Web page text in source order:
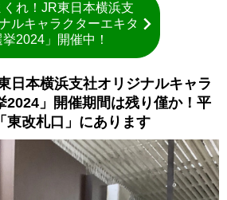
くれ！JR東日本横浜支
ルキャラクターエキタ
挙2024」開催中！
日本横浜支社オリジナルキャラ
2024」開催期間は残り僅か！平
東改札口」にあります